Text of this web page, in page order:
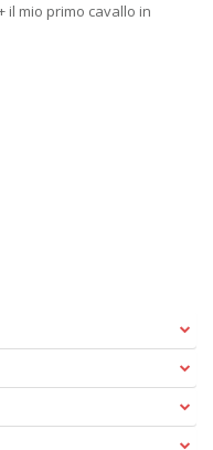
il mio primo cavallo in